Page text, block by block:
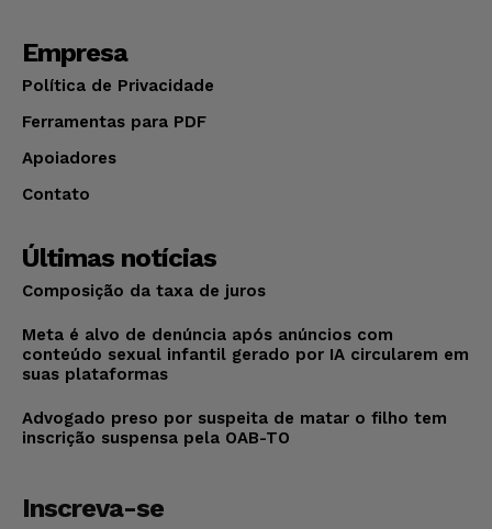
Empresa
Política de Privacidade
Ferramentas para PDF
Apoiadores
Contato
Últimas notícias
Composição da taxa de juros
Meta é alvo de denúncia após anúncios com
conteúdo sexual infantil gerado por IA circularem em
suas plataformas
Advogado preso por suspeita de matar o filho tem
inscrição suspensa pela OAB-TO
Inscreva-se